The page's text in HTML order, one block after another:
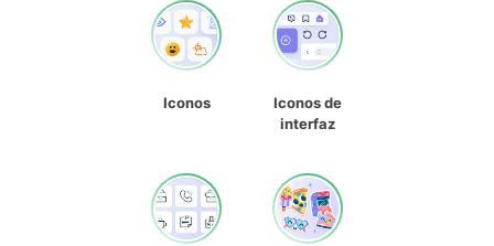
Iconos
Iconos de
interfaz